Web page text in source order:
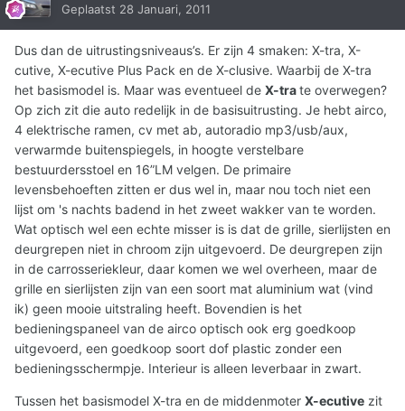
Geplaatst 28 Januari, 2011
Dus dan de uitrustingsniveaus’s. Er zijn 4 smaken: X-tra, X-
cutive, X-ecutive Plus Pack en de X-clusive. Waarbij de X-tra
het basismodel is. Maar was eventueel de X-trate overwegen?
Op zich zit die auto redelijk in de basisuitrusting. Je hebt airco,
4 elektrische ramen, cv met ab, autoradio mp3/usb/aux,
verwarmde buitenspiegels, in hoogte verstelbare
bestuurdersstoel en 16”LM velgen. De primaire
levensbehoeften zitten er dus wel in, maar nou toch niet een
lijst om 's nachts badend in het zweet wakker van te worden.
Wat optisch wel een echte misser is is dat de grille, sierlijsten en
deurgrepen niet in chroom zijn uitgevoerd. De deurgrepen zijn
in de carrosseriekleur, daar komen we wel overheen, maar de
grille en sierlijsten zijn van een soort mat aluminium wat (vind
ik) geen mooie uitstraling heeft. Bovendien is het
bedieningspaneel van de airco optisch ook erg goedkoop
uitgevoerd, een goedkoop soort dof plastic zonder een
bedieningsschermpje. Interieur is alleen leverbaar in zwart.
Tussen het basismodel X-tra en de middenmoter X-ecutive zit